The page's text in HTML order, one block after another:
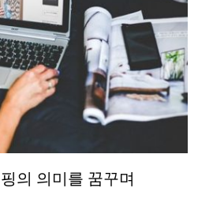
의 의미를 꿈꾸며